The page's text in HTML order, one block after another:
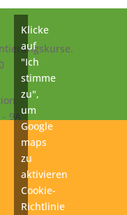
9A
Klicke
auf
"Ich
stimme
zu",
um
Google
maps
zu
aktivieren
Cookie-
Richtlinie